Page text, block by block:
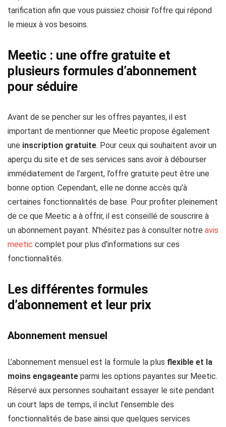
tarification afin que vous puissiez choisir l’offre qui répond
le mieux à vos besoins.
Meetic : une offre gratuite et
plusieurs formules d’abonnement
pour séduire
Avant de se pencher sur les offres payantes, il est
important de mentionner que Meetic propose également
une inscription gratuite. Pour ceux qui souhaitent avoir un
aperçu du site et de ses services sans avoir à débourser
immédiatement de l’argent, l’offre gratuite peut être une
bonne option. Cependant, elle ne donne accès qu’à
certaines fonctionnalités de base. Pour profiter pleinement
de ce que Meetic a à offrir, il est conseillé de souscrire à
un abonnement payant. N’hésitez pas à consulter notre avis
meetic complet pour plus d’informations sur ces
fonctionnalités.
Les différentes formules
d’abonnement et leur prix
Abonnement mensuel
L’abonnement mensuel est la formule la plus flexible et la
moins engageante parmi les options payantes sur Meetic.
Réservé aux personnes souhaitant essayer le site pendant
un court laps de temps, il inclut l’ensemble des
fonctionnalités de base ainsi que quelques services